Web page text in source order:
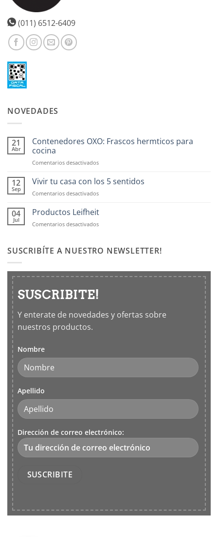
(011) 6512-6409
NOVEDADES
21
Abr
Contenedores OXO: Frascos hermticos para
cocina
Comentarios desactivadosen
OXO:
Frascos
hermticos
cocina
12
Sep
Vivir tu casa con los 5 sentidos
Comentarios desactivadosen
tu
casa
con
sentidos
04
Jul
Productos Leifheit
Comentarios desactivadosen
SUSCRIBÍTE A NUESTRO NEWSLETTER!
SUSCRIBITE!
Y enterate de novedades y ofertas sobre
nuestros productos.
Nombre
Apellido
Dirección de correo electrónico: